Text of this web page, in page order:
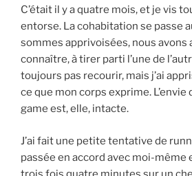
C’était il y a quatre mois, et je vis
entorse. La cohabitation se passe
sommes apprivoisées, nous avons
connaître, à tirer parti l’une de
toujours pas recourir, mais j’ai
ce que mon corps exprime. L’envie
game est, elle, intacte.
J’ai fait une petite tentative de
passée en accord avec moi-même